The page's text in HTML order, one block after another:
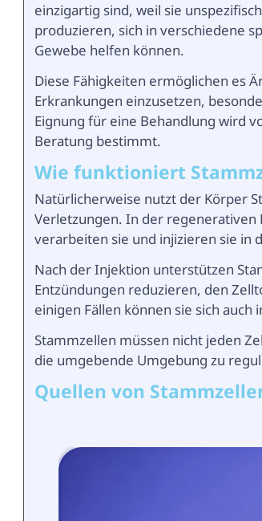
einzigartig sind, weil sie
produzieren, sich in verschiedene
Gewebe helfen können.
Diese Fähigkeiten ermöglichen es
Erkrankungen einzusetzen,
Eignung für eine Behandlung wird
Beratung bestimmt.
Wie funktioniert
Natürlicherweise nutzt der Körper
Verletzungen. In der regenerativen
verarbeiten sie und injizieren sie in
Nach der Injektion unterstützen
Entzündungen reduzieren, den
einigen Fällen können sie sich
Stammzellen müssen nicht jeden
die umgebende Umgebung zu
Quellen von